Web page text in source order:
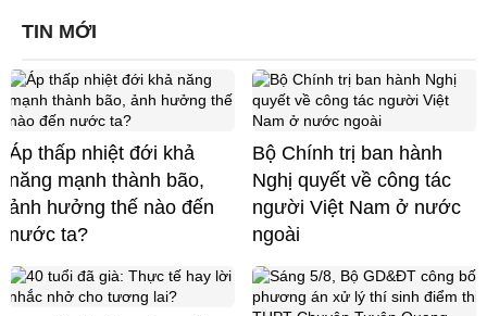
TIN MỚI
Áp thấp nhiệt đới khả
năng mạnh thành bão,
ảnh hưởng thế nào đến
nước ta?
Bộ Chính trị ban hành
Nghị quyết về công tác
người Việt Nam ở nước
ngoài